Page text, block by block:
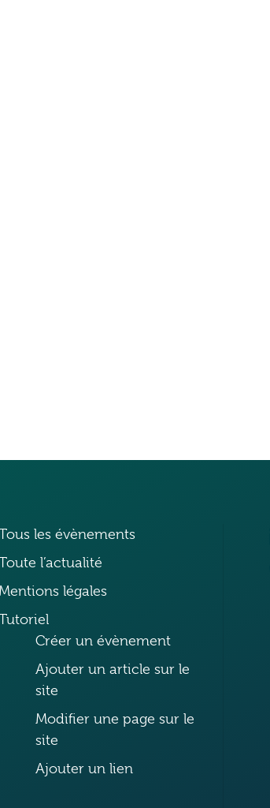
les évènements
l’actualité
légales
Créer un évènement
Ajouter un article sur le
site
Modifier une page sur le
site
Ajouter un lien